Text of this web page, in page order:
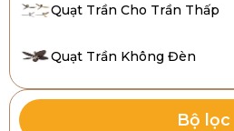
Quạt Trần Cho Trần Thấp
Quạt Trần Không Đèn
Bộ lọc